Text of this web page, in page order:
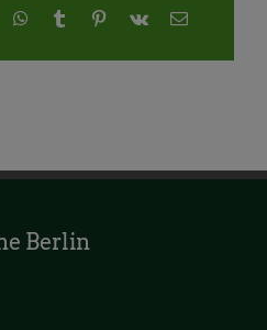
WhatsApp
TumblrPinterest
Vk
E-
Berlin